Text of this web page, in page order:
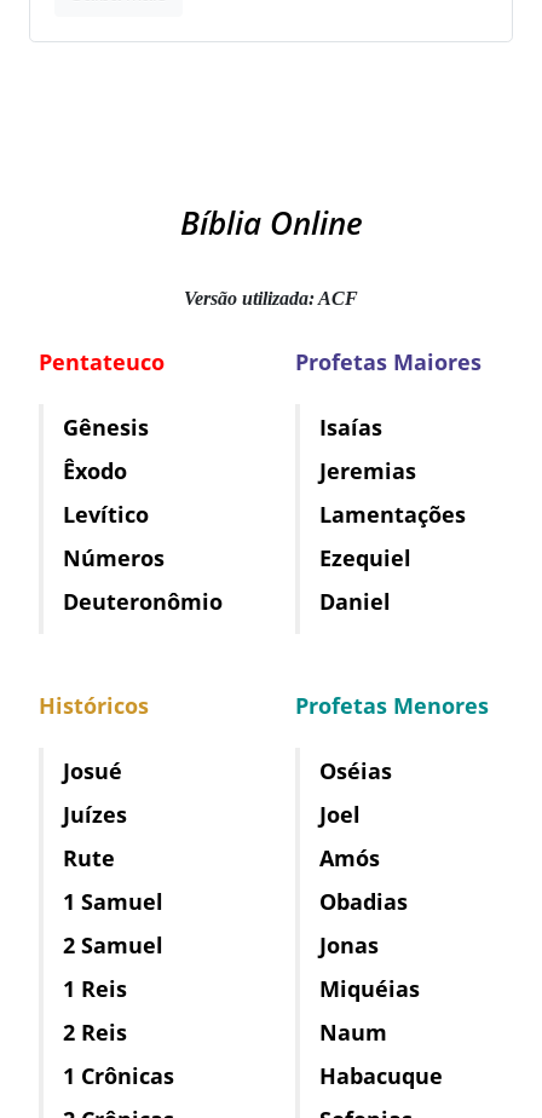
Bíblia Online
Versão utilizada: ACF
Pentateuco
Gênesis
Êxodo
Levítico
Números
Deuteronômio
Históricos
Josué
Juízes
Rute
1 Samuel
2 Samuel
1 Reis
2 Reis
1 Crônicas
Profetas Maiores
Isaías
Jeremias
Lamentações
Ezequiel
Daniel
Profetas Menores
Oséias
Joel
Amós
Obadias
Jonas
Miquéias
Naum
Habacuque